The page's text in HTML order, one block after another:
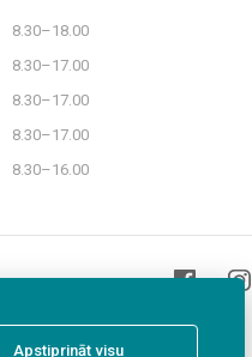
8.30–18.00
8.30–17.00
8.30–17.00
8.30–17.00
8.30–16.00
Apstiprināt visu